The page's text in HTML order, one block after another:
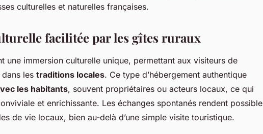
culturelles et naturelles françaises.
facilitée par les gîtes ruraux
une immersion culturelle unique, permettant aux visiteurs de
dans les traditions locales. Ce type d’hébergement authentique
les habitants, souvent propriétaires ou acteurs locaux, ce qui
et enrichissante. Les échanges spontanés rendent possible
de vie locaux, bien au-delà d’une simple visite touristique.